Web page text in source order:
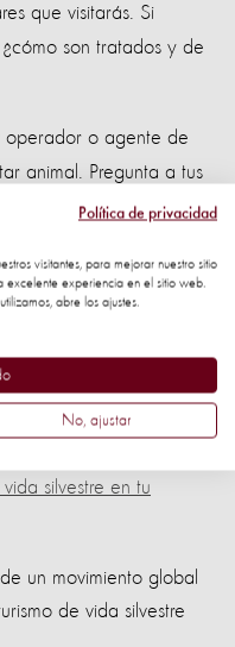
que visitarás. Si
son tratados y de
operador o agente de
animal. Pregunta a tus
experiencias.
ten en cuenta que lo
animal producido
silvestre.
para ser
silvestre en tu
un movimiento global
de vida silvestre
Política de privacidad
visitantes, para mejorar nuestro sitio
excelente experiencia en el sitio web.
abre los ajustes.
No, ajustar